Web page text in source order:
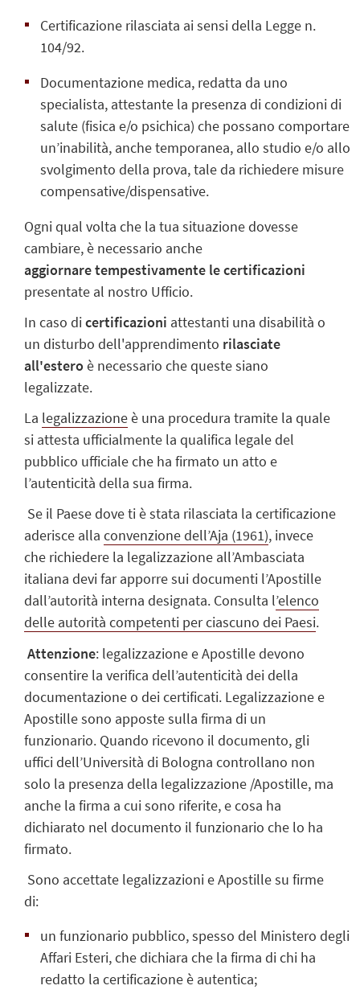
Certificazione rilasciata ai sensi della Legge n.
104/92.
Documentazione medica, redatta da uno
specialista, attestante la presenza di condizioni di
salute (fisica e/o psichica) che possano comportare
un’inabilità, anche temporanea, allo studio e/o allo
svolgimento della prova, tale da richiedere misure
compensative/dispensative.
Ogni qual volta che la tua situazione dovesse
cambiare, è necessario anche
aggiornaretempestivamente le certificazioni
presentate al nostro Ufficio.
In caso dicertificazioni attestanti una disabilità o
un disturbo dell'apprendimento rilasciate
all'esteroè necessario che queste siano
legalizzate.
La legalizzazioneè una procedura tramite la quale
si attesta ufficialmente la qualifica legale del
pubblico ufficiale che ha firmato un atto e
l’autenticità della sua firma.
Se il Paese dove ti è stata rilasciata la certificazione
aderisce alla convenzione dell’Aja (1961), invece
che richiedere la legalizzazione all’Ambasciata
italiana devi far apporre sui documenti l’Apostille
dall’autorità interna designata. Consulta l’elenco
delle autorità competenti per ciascuno dei Paesi.
Attenzione: legalizzazione e Apostille devono
consentire la verifica dell’autenticità dei della
documentazione o dei certificati. Legalizzazione e
Apostille sono apposte sulla firma di un
funzionario. Quando ricevono il documento, gli
uffici dell’Università di Bologna controllano non
solo la presenza della legalizzazione /Apostille, ma
anche la firma a cui sono riferite, e cosa ha
dichiarato nel documento il funzionario che lo ha
firmato.
Sono accettate legalizzazioni e Apostille su firme
di:
un funzionario pubblico, spesso del Ministero degli
Affari Esteri, che dichiara che la firma di chi ha
redatto la certificazione è autentica;